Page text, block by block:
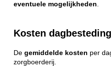
eventuele mogelijkheden.
Kosten
Degemiddelde kosten per
zorgboerderij.